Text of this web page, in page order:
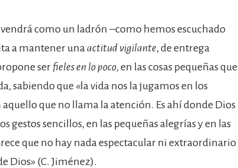
vendrá como un ladrón –como hemos escuchado
a mantener una actitud vigilante, de entrega
ser fieles en lo poco, en las cosas pequeñas que
sabiendo que «la vida nos la jugamos en los
que no llama la atención. Es ahí donde Dios
gestos sencillos, en las pequeñas alegrías y en las
que no hay nada espectacular ni extraordinario
Dios» (C. Jiménez).